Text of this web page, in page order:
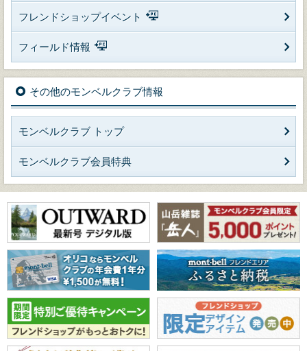
フレンドショップイベント
フィールド情報
その他のモンベルクラブ情報
モンベルクラブ トップ
モンベルクラブ会員特典